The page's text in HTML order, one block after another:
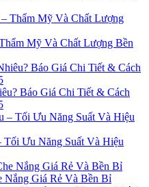
Mỹ Và Chất Lượng Bền
Báo Giá Chi Tiết & Cách
Ưu Năng Suất Và Hiệu
Giá Rẻ Và Bền Bỉ